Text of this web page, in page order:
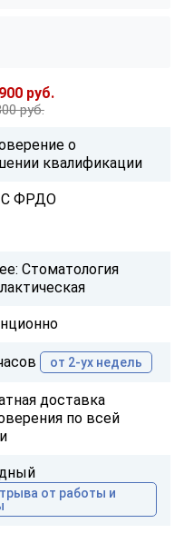
руб.
руб.
о
квалификации
ФРДО
Стоматология
от 2-ух недель
доставка
по всей
от работы и